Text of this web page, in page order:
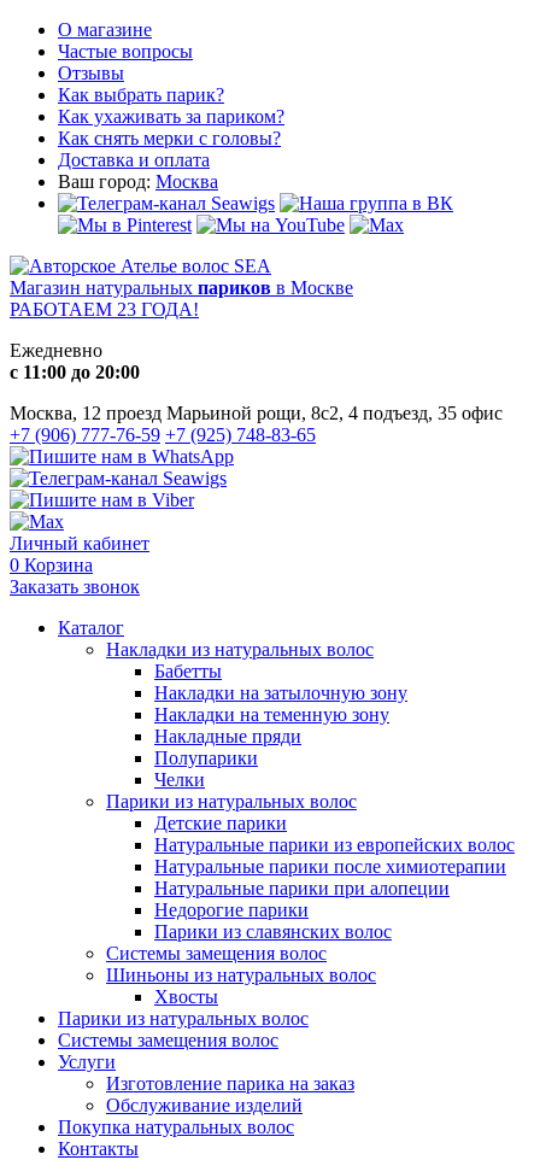
О магазине
Частые вопросы
Отзывы
Как выбрать парик?
Как ухаживать за париком?
Как снять мерки с головы?
Доставка и оплата
Ваш город: Москва
Магазин натуральных париков в Москве
РАБОТАЕМ 23 ГОДА!
Ежедневно
с 11:00 до 20:00
Москва, 12 проезд Марьиной рощи, 8с2, 4 подъезд, 35 офис
+7 (906) 777-76-59 +7 (925) 748-83-65
Личный кабинет
0 Корзина
Заказать звонок
Каталог
Накладки из натуральных волос
Бабетты
Накладки на затылочную зону
Накладки на теменную зону
Накладные пряди
Полупарики
Челки
Парики из натуральных волос
Детские парики
Натуральные парики из европейских волос
Натуральные парики после химиотерапии
Натуральные парики при алопеции
Недорогие парики
Парики из славянских волос
Системы замещения волос
Шиньоны из натуральных волос
Хвосты
Парики из натуральных волос
Системы замещения волос
Услуги
Изготовление парика на заказ
Обслуживание изделий
Покупка натуральных волос
Контакты